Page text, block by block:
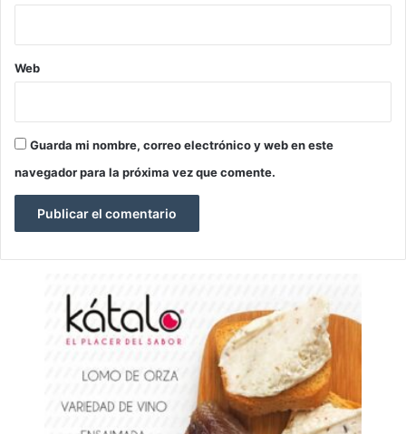
Web
Guarda mi nombre, correo electrónico y web en este
navegador para la próxima vez que comente.